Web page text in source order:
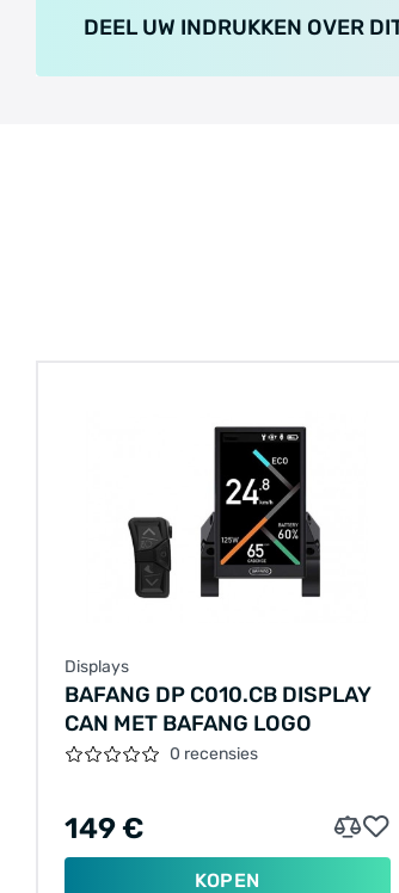
DEEL UW INDRUKKEN OVER
Displays
BAFANG DP C010.CB DISPLAY
CAN MET BAFANG LOGO
0 recensies
149 €
KOPEN